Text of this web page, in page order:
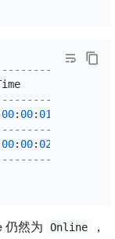
|
|
00: 00: 01
|
00: 00: 02
|
仍然为 Online
，